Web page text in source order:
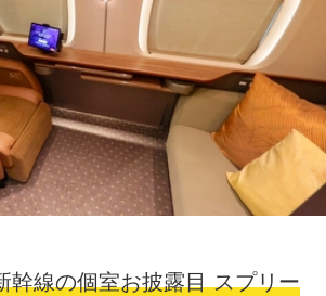
幹線の個室お披露目 スプリー